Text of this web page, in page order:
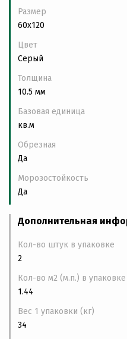
Размер
60x120
Цвет
Серый
Толщина
10.5 мм
Базовая единица
кв.м
Обрезная
Да
Морозостойкость
Да
Дополнительная
Кол-во штук в упаковке
2
Кол-во м2 (м.п.) в упаковке
1.44
Вес 1 упаковки (кг)
34